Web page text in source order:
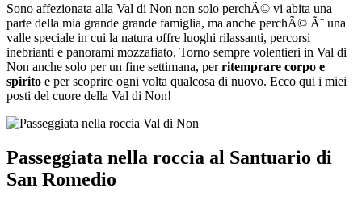
Sono affezionata alla Val di Non non solo perchÃ© vi abita una
parte della mia grande grande famiglia, ma anche perchÃ© Ã¨ una
valle speciale in cui la natura offre luoghi rilassanti, percorsi
inebrianti e panorami mozzafiato. Torno sempre volentieri in Val di
Non anche solo per un fine settimana, perritemprare corpo e
spirito e per scoprire ogni volta qualcosa di nuovo. Ecco qui i miei
posti del cuore della Val di Non!
Passeggiata nella roccia al Santuario di
San Romedio